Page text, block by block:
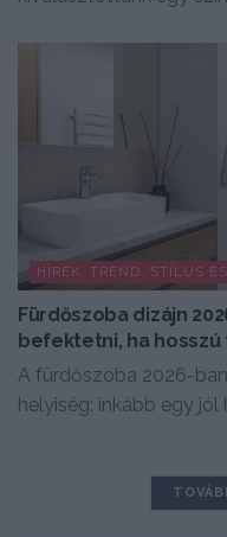
HÍREK, TREND, STÍLUS
Fürdőszoba dizájn
befektetni, ha
A fürdőszoba 2026-
helyiség: inkább egy jól